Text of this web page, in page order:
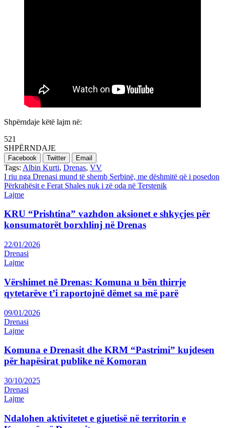
Shpërndaje këtë lajm në:
521
SHPËRNDAJE
Facebook Twitter Email
Tags: Albin Kurti, Drenas, VV
Post
navigation
I riu nga Drenasi mund të shemb Serbinë, me dëshmitë që i posedon
Përkrahësit e Ferat Shales nuk i zë oda në Terstenik
Lajme
KRU “Prishtina” vazhdon aksionet e shkyçjes për
konsumatorët borxhlinj në Drenas
22/01/2026
Drenasi
Lajme
Vërshimet në Drenas: Komuna u bën thirrje
qytetarëve t’i raportojnë dëmet sa më parë
09/01/2026
Drenasi
Lajme
Komuna e Drenasit dhe KRM “Pastrimi” kujdesen
për hapësirat publike në Komoran
30/10/2025
Drenasi
Lajme
Ndalohen aktivitetet e gjuetisë në territorin e